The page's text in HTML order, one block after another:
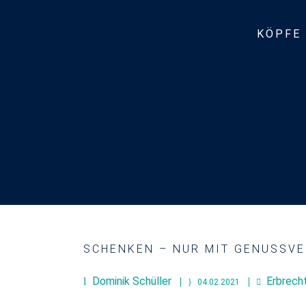
KÖPFE
SCHENKEN – NUR MIT
Dominik Schüller 04.02.2021